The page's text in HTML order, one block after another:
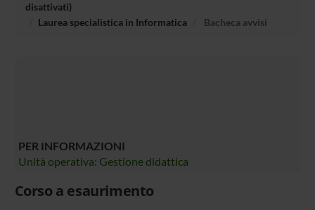
disattivati)
Laurea specialistica in Informatica
Bacheca avvisi
PER INFORMAZIONI
Unità operativa: Gestione didattica
Corso a esaurimento